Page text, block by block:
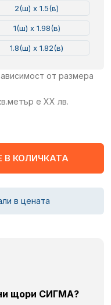
2(ш) x 1.5(в)
1(ш) x 1.98(в)
1.8(ш) x 1.82(в)
от размера
е XX лв.
В КОЛИЧКАТА
в цената
щори СИГМА?